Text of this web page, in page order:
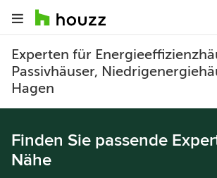
Experten für
Passivhäuser,
Hagen
Finden Sie passende
Nähe